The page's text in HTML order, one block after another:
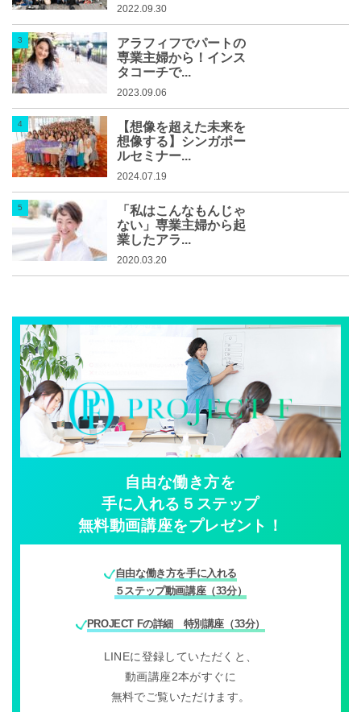
2022.09.30
アラフィフでパートの
専業主婦から！インス
タコーチで...
2023.09.06
【想像を超えた未来を
想像する】シンガポー
ルセミナー...
2024.07.19
「私はこんなもんじゃ
ない」専業主婦から起
業したアラ...
2020.03.20
自由な働き方を
手に入れる５ステップ
無料動画講座をプレゼント！
自由な働き方を手に入れる
５ステップ動画講座（33分）
PROJECT Fの詳細 特別講座（33分）
LINEに登録していただくと、
動画講座2本がすぐに
無料でご覧いただけます。